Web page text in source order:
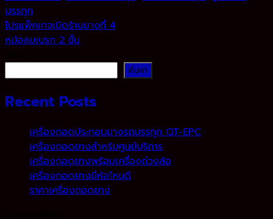
บรรทุก
โปรแพ็คเกจเปิดร้านยางที่ 4
หม้อลมเบรก 2 ชั้น
ค้นหา
Recent Posts
เครื่องถอดประกอบยางรถบรรทุก QT-EPC
เครื่องถอดยางสำหรับศูนย์บริการ
เครื่องถอดยางพร้อมเครื่องถ่วงล้อ
เครื่องถอดยางยี่ห้อไหนดี
ราคาเครื่องถอดยาง